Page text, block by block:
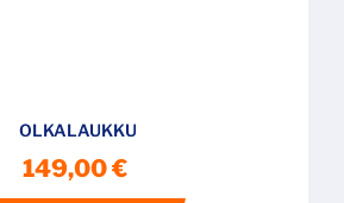
OLKALAUKKU
149,00 €